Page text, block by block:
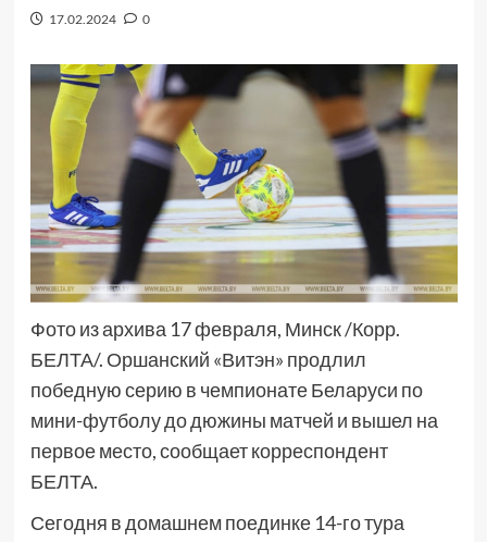
17.02.2024 0
Фото из архива 17 февраля, Минск /Корр.
БЕЛТА/. Оршанский «Витэн» продлил
победную серию в чемпионате Беларуси по
мини-футболу до дюжины матчей и вышел на
первое место, сообщает корреспондент
БЕЛТА.
Сегодня в домашнем поединке 14-го тура